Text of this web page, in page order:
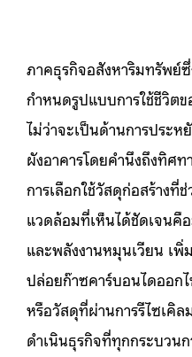
ภาคธุรกิจอสังหาริมทรัพย์
กำหนดรูปแบบการใช้ชีวิต
ไม่ว่าจะเป็นด้านการประ
ผังอาคารโดยคำนึงถึงทิศท
การเลือกใช้วัสดุก่อสร้างที่
แวดล้อมที่เห็นได้ชัดเจนคื
และพลังงานหมุนเวียน เพิ่
ปล่อยก๊าซคาร์บอนไดออก
หรือวัสดุที่ผ่านการรีไซเคิล
ดำเนินธุรกิจที่ทุกกระบวน